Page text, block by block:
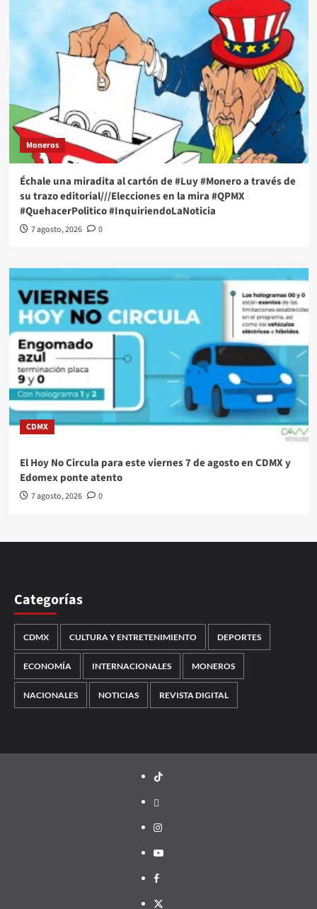
Moneros
Échale una miradita al cartón de #Luy #Monero a través de
su trazo editorial///Elecciones en la mira #QPMX
#QuehacerPolitico #InquiriendoLaNoticia
7 agosto, 2026 0
CDMX
El Hoy No Circula para este viernes 7 de agosto en CDMX y
Edomex ponte atento
7 agosto, 2026 0
Categorías
CDMX CULTURA Y ENTRETENIMIENTO DEPORTES
ECONOMÍA INTERNACIONALES MONEROS
NACIONALES NOTICIAS REVISTA DIGITAL
TikTok
threads
Instagram
Youtube
Facebook
X